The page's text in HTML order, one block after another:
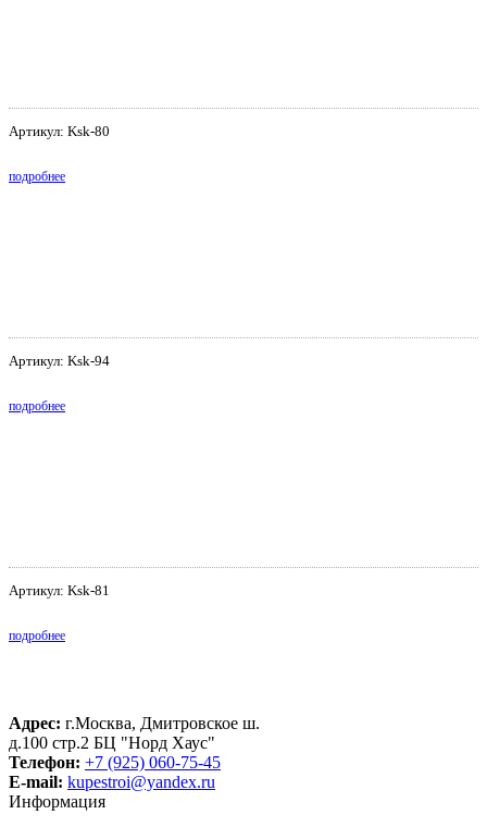
Артикул: Ksk-80
подробнее
Артикул: Ksk-94
подробнее
Артикул: Ksk-81
подробнее
Адрес: г.Москва, Дмитровское ш.
д.100 стр.2 БЦ "Норд Хаус"
Телефон: +7 (925) 060-75-45
E-mail: kupestroi@yandex.ru
Информация